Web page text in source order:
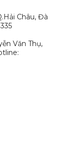
Châu, Đà
Văn Thụ,